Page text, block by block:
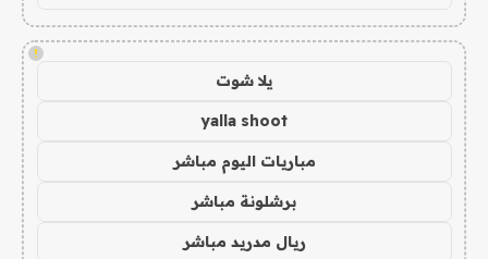
!
يلا شوت
yalla shoot
مباريات اليوم مباشر
برشلونة مباشر
ريال مدريد مباشر